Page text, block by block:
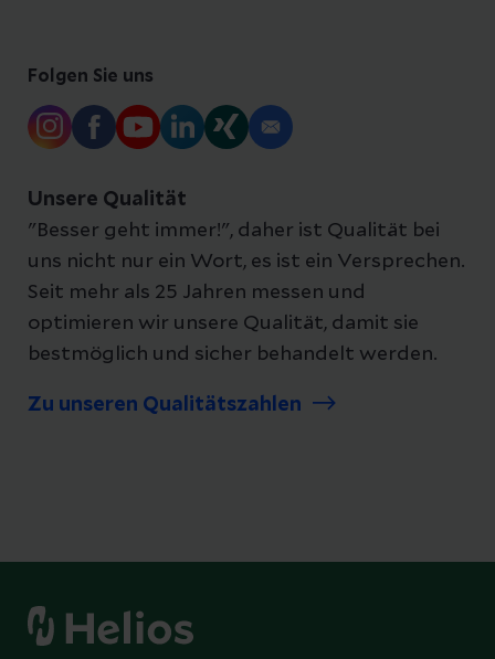
Folgen Sie uns
Unsere Qualität
"Besser geht immer!", daher ist Qualität bei
uns nicht nur ein Wort, es ist ein Versprechen.
Seit mehr als 25 Jahren messen und
optimieren wir unsere Qualität, damit sie
bestmöglich und sicher behandelt werden.
Zu unseren Qualitätszahlen